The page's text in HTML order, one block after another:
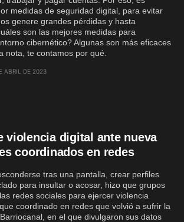
medidas de seguridad digital, para evitar
genere grandes pérdidas y hasta
son las mejores medidas para
cibernético? Algunas son más eficaces
nota, te contamos por qué.
ABRIL DE 2023
violencia digital ante nueva
coordinados en redes
tras una pantalla, crear perfiles
para insultar o acosar, hizo que grupos
redes sociales para ejercer violencia
coordinado en redes que volvió a sufrir la
en el que divulgaron sus datos